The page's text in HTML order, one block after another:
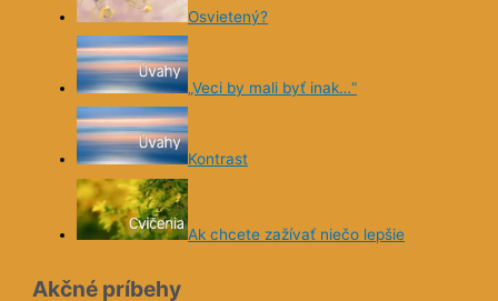
Osvietený?
„Veci by mali byť inak…“
Kontrast
Ak chcete zažívať niečo lepšie
Akčné príbehy